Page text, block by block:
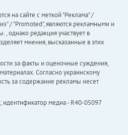
на сайте с меткой "Реклама" /
/ "Promoted", являются рекламными и
, однако редакция участвует в
мнения, высказанные в этих
за факты и оценочные суждения,
Согласно украинскому
за содержание рекламы несет
медиа - R40-05097